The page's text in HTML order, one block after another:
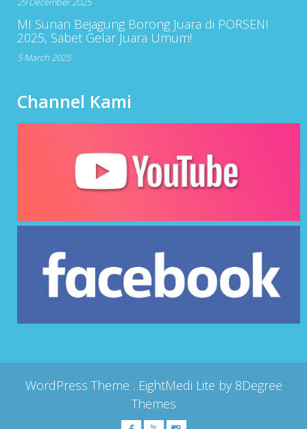
MI Sunan Bejagung Borong Juara di PORSENI
2025, Sabet Gelar Juara Umum!
5 March 2025
Channel Kami
WordPress Theme : EightMedi Lite by 8Degree
Themes